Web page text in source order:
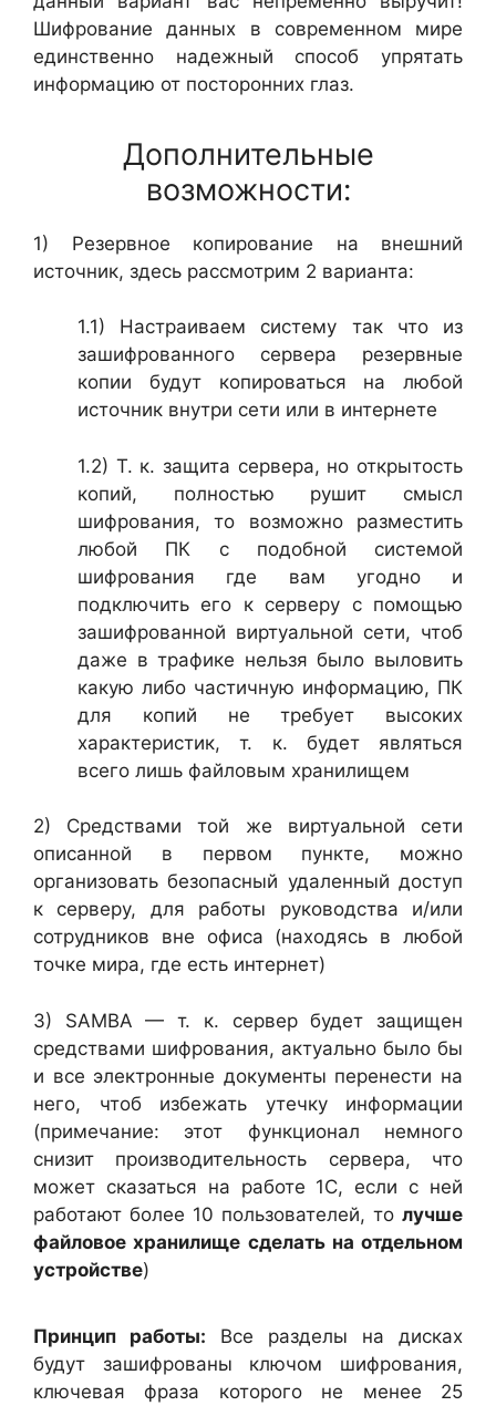
Шифрование данных в современном мире
единственно надежный способ упрятать
информацию от посторонних глаз.
Дополнительные
возможности:
1) Резервное копирование на внешний
источник, здесь рассмотрим 2 варианта:
1.1) Настраиваем систему так что из
зашифрованного сервера резервные
копии будут копироваться на любой
источник внутри сети или в интернете
1.2) Т. к. защита сервера, но открытость
копий, полностью рушит смысл
шифрования, то возможно разместить
любой ПК с подобной системой
шифрования где вам угодно и
подключить его к серверу с помощью
зашифрованной виртуальной сети, чтоб
даже в трафике нельзя было выловить
какую либо частичную информацию, ПК
для копий не требует высоких
характеристик, т. к. будет являться
всего лишь файловым хранилищем
2) Средствами той же виртуальной сети
описанной в первом пункте, можно
организовать безопасный удаленный доступ
к серверу, для работы руководства и/или
сотрудников вне офиса (находясь в любой
точке мира, где есть интернет)
3) SAMBA — т. к. сервер будет защищен
средствами шифрования, актуально было бы
и все электронные документы перенести на
него, чтоб избежать утечку информации
(примечание: этот функционал немного
снизит производительность сервера, что
может сказаться на работе 1С, если с ней
работают более 10 пользователей, то лучше
файловое хранилище сделать на отдельном
устройстве)
Принцип работы: Все разделы на дисках
будут зашифрованы ключом шифрования,
ключевая фраза которого не менее 25